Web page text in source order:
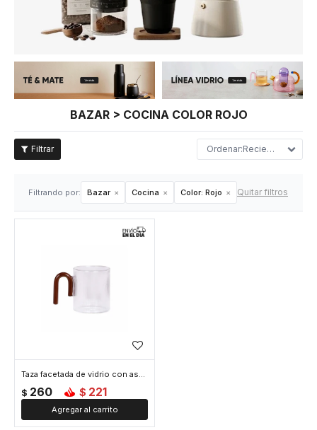
BAZAR > COCINA COLOR ROJO
Recientes
Filtrando por: Bazar Cocina Color: Rojo Quitar filtros
Taza facetada de vidrio con asa de color - 350ml - Rojo
$ 260 $ 221